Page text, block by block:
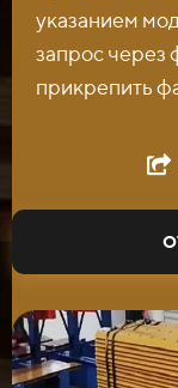
указанием
запрос через
прикрепить